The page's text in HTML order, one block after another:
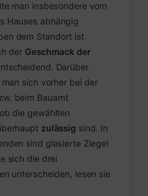
man insbesondere vom
Hauses abhängig
dem Standort ist
der Geschmack der
Darüber
sich vorher bei der
beim Bauamt
die gewählten
zulässig sind. In
sind glasierte Ziegel
sich die drei
unterscheiden, lesen sie